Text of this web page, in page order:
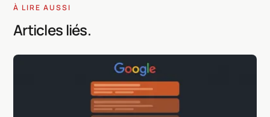
À LIRE AUSSI
Articles liés.